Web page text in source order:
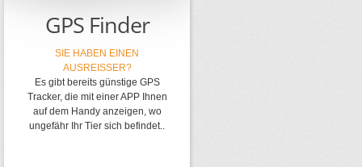
GPS Finder
SIE HABEN EINEN
AUSREISSER?
Es gibt bereits günstige GPS
Tracker, die mit einer APP Ihnen
auf dem Handy anzeigen, wo
ungefähr Ihr Tier sich befindet..